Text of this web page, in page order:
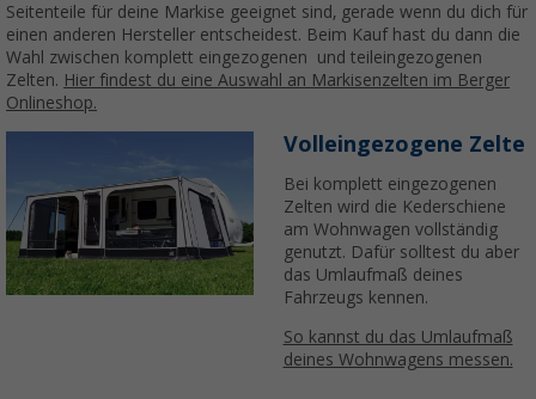
Seitenteile für deine Markise geeignet sind, gerade wenn du dich für
einen anderen Hersteller entscheidest. Beim Kauf hast du dann die
Wahl zwischen komplett eingezogenen und teileingezogenen
Zelten. Hier findest du eine Auswahl an Markisenzelten im Berger
Onlineshop.
Volleingezogene Zelte
Bei komplett eingezogenen
Zelten wird die Kederschiene
am Wohnwagen vollständig
genutzt. Dafür solltest du aber
das Umlaufmaß deines
Fahrzeugs kennen.
So kannst du das Umlaufmaß
deines Wohnwagens messen.